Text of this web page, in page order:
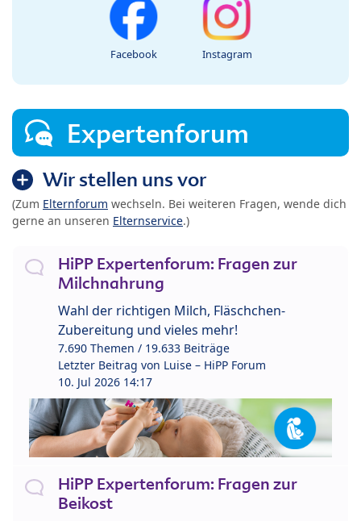
Facebook Instagram
Expertenforum
Wir stellen uns vor
(Zum Elternforum wechseln. Bei weiteren Fragen, wende dich
gerne an unseren Elternservice.)
HiPP Expertenforum: Fragen zur
Milchnahrung
Wahl der richtigen Milch, Fläschchen-
Zubereitung und vieles mehr!
7.690 Themen / 19.633 Beiträge
Letzter Beitrag von Luise – HiPP Forum
10. Jul 2026 14:17
HiPP Expertenforum: Fragen zur
Beikost